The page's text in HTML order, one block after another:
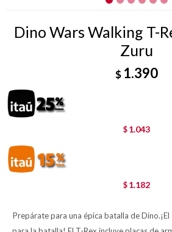
Dino Wars Walking T-
Zuru
$ 1.390
$ 1.043
$ 1.182
Prepárate para una épica batalla de